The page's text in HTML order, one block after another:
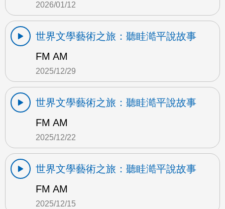
2026/01/12
世界文學藝術之旅：聽眭澔平說故事
FM AM
2025/12/29
世界文學藝術之旅：聽眭澔平說故事
FM AM
2025/12/22
世界文學藝術之旅：聽眭澔平說故事
FM AM
2025/12/15